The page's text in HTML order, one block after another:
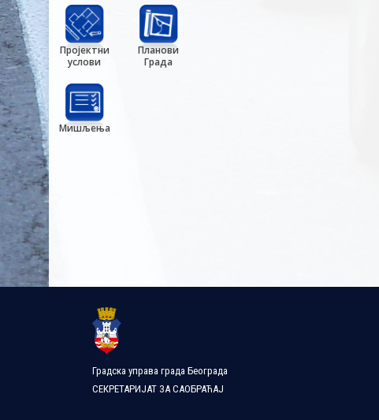
Пројектни
услови
Планови
Града
Мишљења
Градска управа града Београда
СЕКРЕТАРИЈАТ ЗА САОБРАЋАЈ